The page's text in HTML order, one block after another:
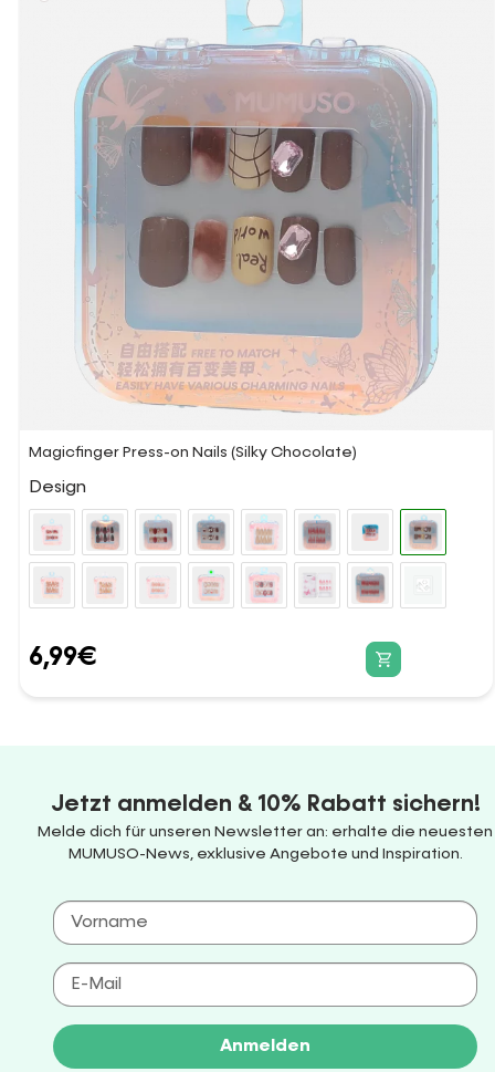
Magicfinger Press-on Nails (Silky Chocolate)
Design
6,99€
Jetzt anmelden & 10% Rabatt sichern!
Melde dich für unseren Newsletter an: erhalte die neuesten
MUMUSO-News, exklusive Angebote und Inspiration.
Anmelden